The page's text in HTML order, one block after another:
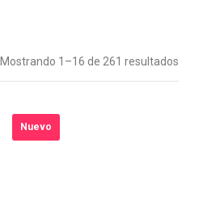
Mostrando 1–16 de 261 resultados
Nuevo